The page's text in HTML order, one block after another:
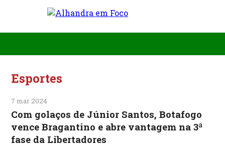
Esportes
7 mar 2024
Com golaços de Júnior Santos, Botafogo
vence Bragantino e abre vantagem na 3ª
fase da Libertadores